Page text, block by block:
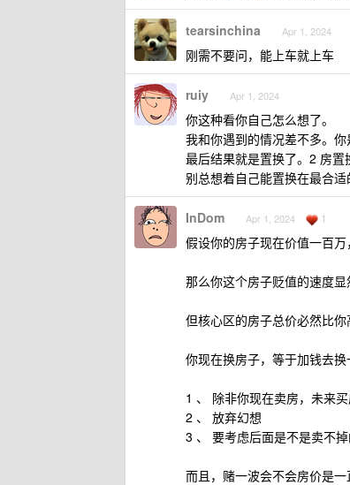
tearsinchina Apr 1, 2024
刚需不要问，能上车就上车
ruiy Apr 1, 2024
你这种看你自己怎么想了。
我和你遇到的情况差不多。你
最后结果就是置换了。2 房置
别总想着自己能置换在最合适
InDom Apr 1, 2024 1
假设你的房子现在价值一百万
那么你这个房子贬值的速度显
但核心区的房子总价必然比你
你现在换房子，等于加钱去换
1 、 除非你现在卖房，未来
2 、 放弃幻想
3 、 要考虑后面是不是卖不掉
而且，赌一波会不会房价是